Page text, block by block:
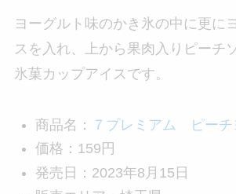
ヨーグルト味のかき氷の中に更に
スを入れ、上から果肉入りピーチ
氷菓カップアイスです。
商品名：
７プレミアム ピーチ
価格：159円
発売日：2023年8月15日